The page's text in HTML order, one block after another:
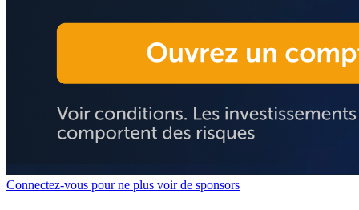
Connectez-vous pour ne plus voir de sponsors